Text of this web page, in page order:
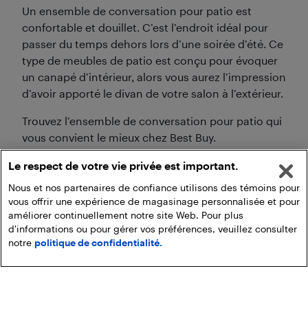
Un ensemble de conversation pour patio est
confortable et douillet. C’est l’endroit idéal pour
passer du temps dehors lors d’une soirée d’été. Ce
type de meubles de patio est conçu pour évoquer
un canapé d’intérieur, alors vous aurez l’impression
d’avoir apporté le divan de votre salon à l’extérieur.
Trouvez l’ensemble de conversation pour patio qui
vous convient le mieux chez Best Buy.
Le respect de votre vie privée est important.
Nous et nos partenaires de confiance utilisons des témoins pour
vous offrir une expérience de magasinage personnalisée et pour
améliorer continuellement notre site Web. Pour plus
d'informations ou pour gérer vos préférences, veuillez consulter
notre politique de confidentialité.